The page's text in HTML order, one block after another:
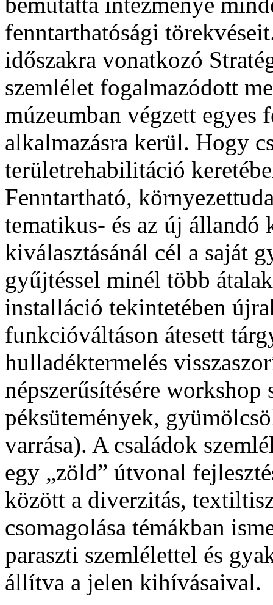
fenntarthatósági
időszakra vonatkozó
szemlélet fogalmazódott
múzeumban végzett egyes
alkalmazásra kerül. Hogy
területrehabilitáció
Fenntartható,
tematikus- és az új
kiválasztásánál cél a saját
gyűjtéssel minél több
installáció tekintetében
funkcióváltáson átesett
hulladéktermelés
népszerűsítésére workshop
péksütemények,
varrása). A családok
egy „zöld” útvonal
között a diverzitás,
csomagolása témákban
paraszti szemlélettel és
állítva a jelen kihívásaival.